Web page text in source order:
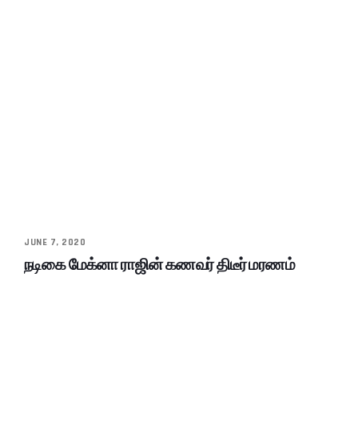
JUNE 7, 2020
நடிகை மேக்னா ராஜின் கணவர் திடீர் மரணம்